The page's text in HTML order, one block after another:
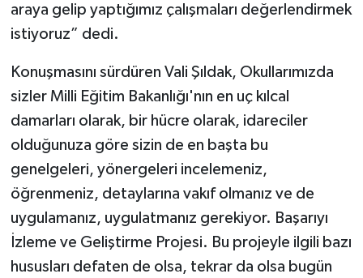
araya gelip yaptığımız çalışmaları değerlendirmek
istiyoruz” dedi.
Konuşmasını sürdüren Vali Şıldak, Okullarımızda
sizler Milli Eğitim Bakanlığı'nın en uç kılcal
damarları olarak, bir hücre olarak, idareciler
olduğunuza göre sizin de en başta bu
genelgeleri, yönergeleri incelemeniz,
öğrenmeniz, detaylarına vakıf olmanız ve de
uygulamanız, uygulatmanız gerekiyor. Başarıyı
İzleme ve Geliştirme Projesi. Bu projeyle ilgili bazı
hususları defaten de olsa, tekrar da olsa bugün